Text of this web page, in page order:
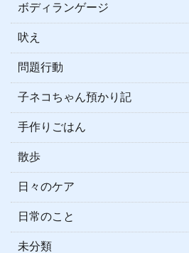
ボディランゲージ
吠え
問題行動
子ネコちゃん預かり記
手作りごはん
散歩
日々のケア
日常のこと
未分類